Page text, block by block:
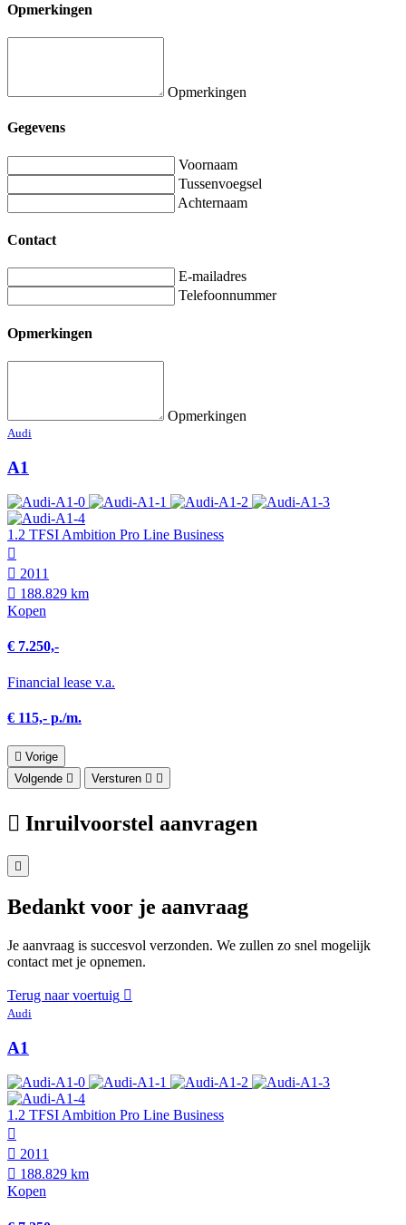
Opmerkingen
Opmerkingen
Gegevens
Voornaam
Tussenvoegsel
Achternaam
Contact
E-mailadres
Telefoonnummer
Opmerkingen
Opmerkingen
Audi
A1
1.2 TFSI Ambition Pro Line Business
2011
188.829 km
Kopen
€ 7.250,-
Financial lease v.a.
€ 115,- p./m.
Vorige
Volgende
Versturen
Inruilvoorstel aanvragen
Bedankt voor je aanvraag
Je aanvraag is succesvol verzonden. We zullen zo snel mogelijk
contact met je opnemen.
Terug naar voertuig
Audi
A1
1.2 TFSI Ambition Pro Line Business
2011
188.829 km
Kopen